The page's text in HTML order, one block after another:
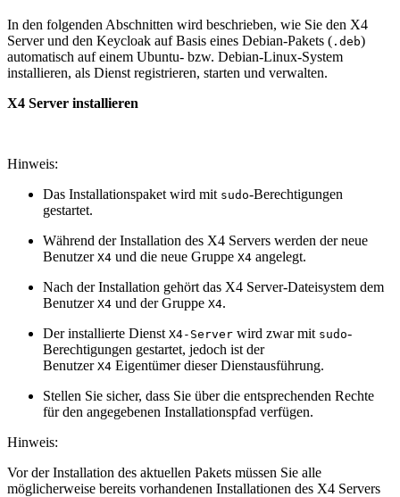
In den folgenden Abschnitten wird beschrieben, wie Sie den X4
Server und den Keycloak auf Basis eines Debian-Pakets ( .deb)
automatisch auf einem Ubuntu- bzw. Debian-Linux-System
installieren, als Dienst registrieren, starten und verwalten.
X4 Server installieren
Hinweis:
Das Installationspaket wird mit sudo-Berechtigungen
gestartet.
Während der Installation des X4 Servers werden der neue
Benutzer X4 und die neue Gruppe X4 angelegt.
Nach der Installation gehört das X4 Server-Dateisystem dem
Benutzer X4 und der Gruppe X4.
Der installierte Dienst X4-Server wird zwar mit sudo-
Berechtigungen gestartet, jedoch ist der
Benutzer X4 Eigentümer dieser Dienstausführung.
Stellen Sie sicher, dass Sie über die entsprechenden Rechte
für den angegebenen Installationspfad verfügen.
Hinweis:
Vor der Installation des aktuellen Pakets müssen Sie alle
möglicherweise bereits vorhandenen Installationen des X4 Servers